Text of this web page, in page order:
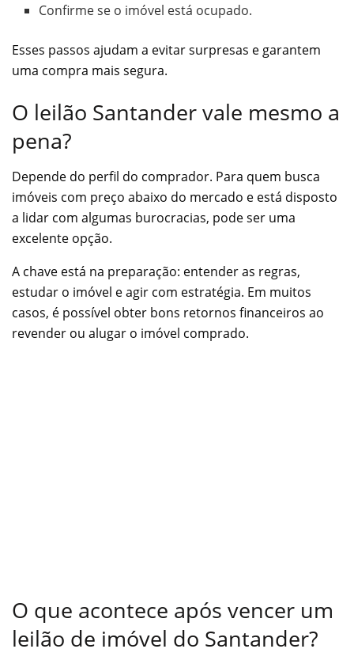
Confirme se o imóvel está ocupado.
Esses passos ajudam a evitar surpresas e garantem
uma compra mais segura.
O leilão Santander vale mesmo a
pena?
Depende do perfil do comprador. Para quem busca
imóveis com preço abaixo do mercado e está disposto
a lidar com algumas burocracias, pode ser uma
excelente opção.
A chave está na preparação: entender as regras,
estudar o imóvel e agir com estratégia. Em muitos
casos, é possível obter bons retornos financeiros ao
revender ou alugar o imóvel comprado.
O que acontece após vencer um
leilão de imóvel do Santander?